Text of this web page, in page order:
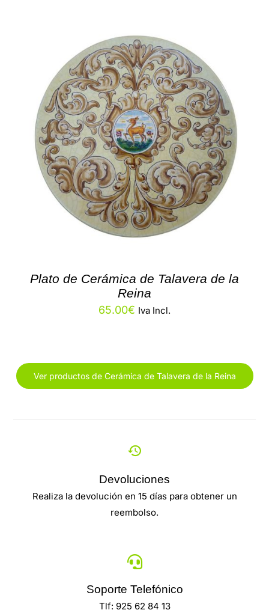
Plato de Cerámica de Talavera de la
Reina
65.00€ Iva Incl.
Ver productos de Cerámica de Talavera de la Reina
Devoluciones
Realiza la devolución en 15 días para obtener un
reembolso.
Soporte Telefónico
Tlf: 925 62 84 13